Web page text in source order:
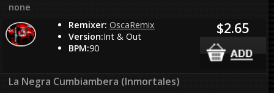
none
Remixer: OscaRemix
Version:Int & Out
BPM:90
$2.65
La Negra Cumbiambera (Inmortales)